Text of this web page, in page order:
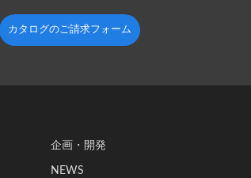
カタログのご請求フォーム
企画・開発
NEWS